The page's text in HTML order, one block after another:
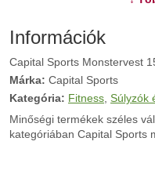
Információk
Capital Sports Monstervest
Márka: Capital Sports
Kategória: Fitness Súlyzók
Minőségi termékek széles
kategóriában Capital Sports